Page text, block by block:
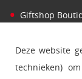
Deze website
technieken)
• Giftshop